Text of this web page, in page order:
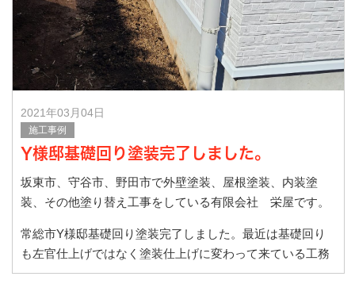
2021年03月04日
施工事例
Y様邸基礎回り塗装完了しました。
坂東市、守谷市、野田市で外壁塗装、屋根塗装、内装塗
装、その他塗り替え工事をしている有限会社 栄屋です。
常総市Y様邸基礎回り塗装完了しました。最近は基礎回り
も左官仕上げではなく塗装仕上げに変わって来ている工務
店さんが多いで